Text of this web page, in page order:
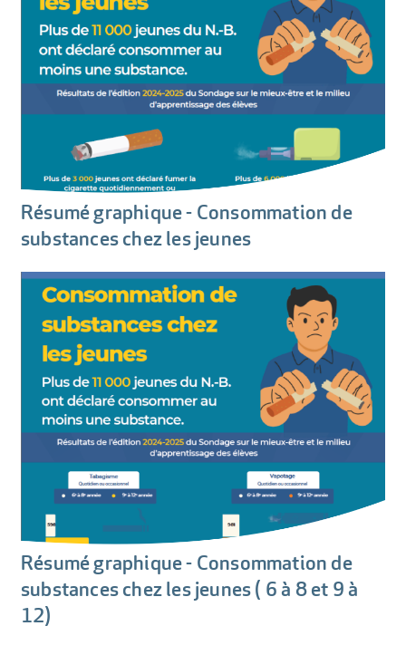
Résumé graphique - Consommation de
substances chez les jeunes
Résumé graphique - Consommation de
substances chez les jeunes ( 6 à 8 et 9 à
12)